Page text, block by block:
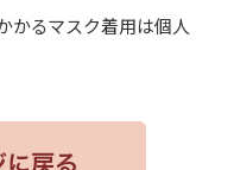
かるマスク着用は個人